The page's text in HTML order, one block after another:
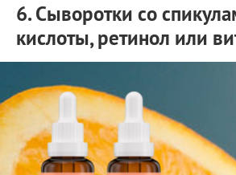
6. Сыворотки со
кислоты, ретинол или